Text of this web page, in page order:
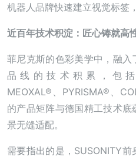
机器人品牌快速建立视觉标签
近百年技术积淀：匠心铸就高
菲尼克斯的色彩美学中，融入
品线的技术积累，包括
MEOXAL®、PYRISMA®、
的产品矩阵与德国精工技术
景无缝适配。
需要指出的是，SUSONITY